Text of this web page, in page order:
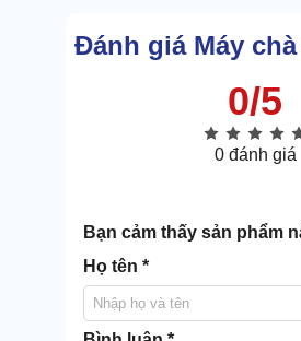
Đánh giá Máy
0/5
0 đánh giá
Bạn cảm thấy sản phẩm
Họ tên *